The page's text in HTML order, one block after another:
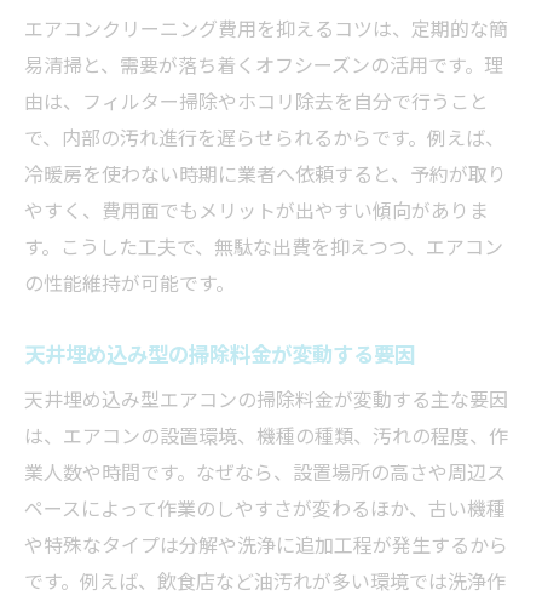
エアコンクリーニング費用を抑えるコツは、定期的な簡
易清掃と、需要が落ち着くオフシーズンの活用です。理
由は、フィルター掃除やホコリ除去を自分で行うこと
で、内部の汚れ進行を遅らせられるからです。例えば、
冷暖房を使わない時期に業者へ依頼すると、予約が取り
やすく、費用面でもメリットが出やすい傾向がありま
す。こうした工夫で、無駄な出費を抑えつつ、エアコン
の性能維持が可能です。
天井埋め込み型の掃除料金が変動する要因
天井埋め込み型エアコンの掃除料金が変動する主な要因
は、エアコンの設置環境、機種の種類、汚れの程度、作
業人数や時間です。なぜなら、設置場所の高さや周辺ス
ペースによって作業のしやすさが変わるほか、古い機種
や特殊なタイプは分解や洗浄に追加工程が発生するから
です。例えば、飲食店など油汚れが多い環境では洗浄作